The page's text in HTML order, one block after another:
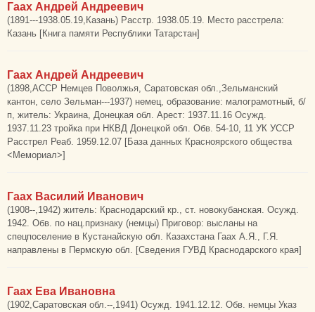
Гаах Андрей Андреевич
(1891---1938.05.19,Казань) Расстр. 1938.05.19. Место расстрела:
Казань [Книга памяти Республики Татарстан]
Гаах Андрей Андреевич
(1898,АССР Немцев Поволжья, Саратовская обл.,Зельманский
кантон, село Зельман---1937) немец, образование: малограмотный, б/
п, житель: Украина, Донецкая обл. Арест: 1937.11.16 Осужд.
1937.11.23 тройка при НКВД Донецкой обл. Обв. 54-10, 11 УК УССР
Расстрел Реаб. 1959.12.07 [База данных Красноярского общества
<Мемориал>]
Гаах Василий Иванович
(1908--,1942) житель: Краснодарский кр., ст. новокубанская. Осужд.
1942. Обв. по нац.признаку (немцы) Приговор: высланы на
спецпоселение в Кустанайскую обл. Казахстана Гаах А.Я., Г.Я.
направлены в Пермскую обл. [Сведения ГУВД Краснодарского края]
Гаах Ева Ивановна
(1902,Саратовская обл.--,1941) Осужд. 1941.12.12. Обв. немцы Указ